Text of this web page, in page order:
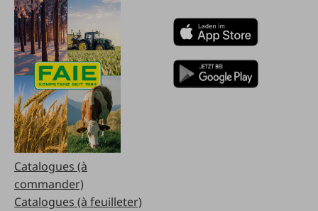
Catalogues (à
commander)
Catalogues (à feuilleter)